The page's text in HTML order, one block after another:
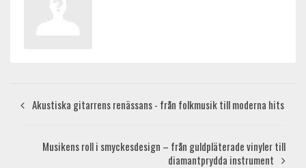
Akustiska gitarrens renässans - från folkmusik till moderna hits
Musikens roll i smyckesdesign – från guldpläterade vinyler till
diamantprydda instrument